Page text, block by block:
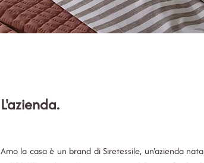
Amo la casa è un brand di Siretessile, un'azienda nata
L'azienda.